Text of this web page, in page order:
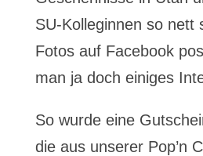
SU-Kolleginnen so nett
Fotos auf Facebook
man ja doch einiges
So wurde eine
die aus unserer Pop’n